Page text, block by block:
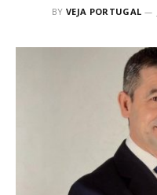
BY VEJA PORTUGAL